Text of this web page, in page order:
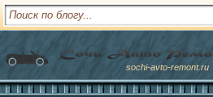
sochi-avto-remont.ru